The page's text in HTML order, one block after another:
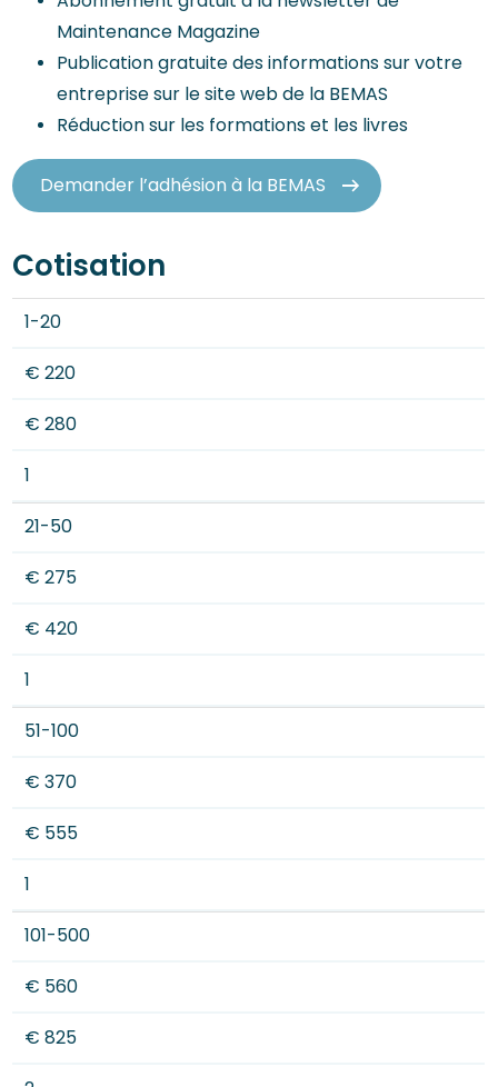
Maintenance Magazine
Publication gratuite des informations sur votre
entreprise sur le site web de la BEMAS
Réduction sur les formations et les livres
Demander l’adhésion à la BEMAS
Cotisation
1-20
€ 220
€ 280
1
21-50
€ 275
€ 420
1
51-100
€ 370
€ 555
1
101-500
€ 560
€ 825